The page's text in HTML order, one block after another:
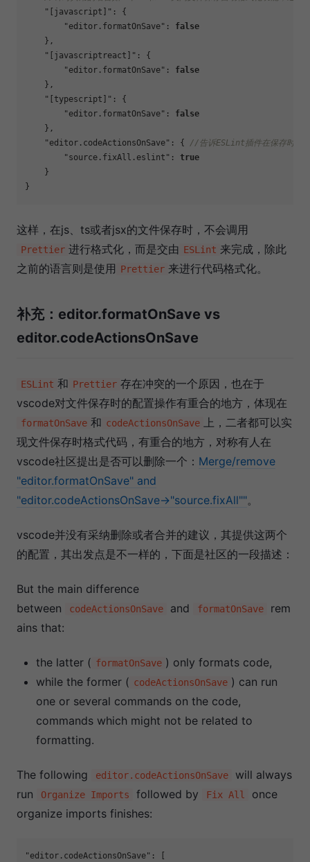
"[javascript]" :
{
"editor.formatOnSave" :
false
} ,
"[javascriptreact]" :
{
"editor.formatOnSave" :
false
} ,
"[typescript]" :
{
"editor.formatOnSave" :
false
} ,
"editor.codeActionsOnSave" : {
//告诉ESLint插件在保存时运
"source.fixAll.eslint" :
true
}
}
这样，在js、ts或者jsx的文件保存时，不会调用
Prettier 进行格式化，而是交由 ESLint 来完成，除此
之前的语言则是使用 Prettier 来进行代码格式化。
补充：editor.formatOnSave vs
editor.codeActionsOnSave
ESLint 和 Prettier 存在冲突的一个原因，也在于
vscode对文件保存时的配置操作有重合的地方，体现在
formatOnSave 和 codeActionsOnSave 上，二者都可以实
现文件保存时格式代码，有重合的地方，对称有人在
vscode社区提出是否可以删除一个： Merge/remove
"editor.formatOnSave" and
"editor.codeActionsOnSave->"source.fixAll""。
vscode并没有采纳删除或者合并的建议，其提供这两个
的配置，其出发点是不一样的，下面是社区的一段描述：
But the main difference
between
codeActionsOnSave and formatOnSave
rem
ains that:
the latter ( formatOnSave ) only formats code,
while the former ( codeActionsOnSave ) can run
one or several commands on the code,
commands which might not be related to
formatting.
The following editor.codeActionsOnSave
will always
run
Organize Imports followed by Fix All
once
organize imports finishes:
"editor.codeActionsOnSave" :